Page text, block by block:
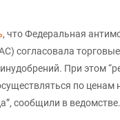
, что Федеральная
согласовала
При этом
по ценам
сообщили в ведомстве.